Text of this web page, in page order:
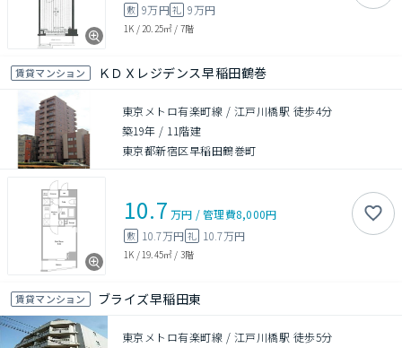
敷 9万円礼 9万円
1K / 20.25㎡ / 7階
賃貸マンション ＫＤＸレジデンス早稲田鶴巻
東京メトロ有楽町線 / 江戸川橋駅 徒歩4分
築19年 / 11階建
東京都新宿区早稲田鶴巻町
10.7 万円 /管理費8,000円
敷 10.7万円 礼 10.7万円
1K / 19.45㎡ / 3階
賃貸マンション ブライズ早稲田東
東京メトロ有楽町線 / 江戸川橋駅 徒歩5分